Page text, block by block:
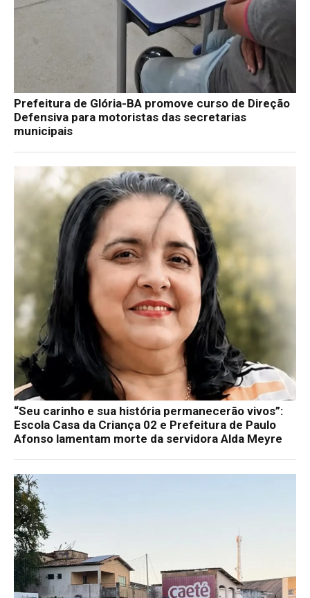
Prefeitura de Glória-BA promove curso de Direção
Defensiva para motoristas das secretarias
municipais
“Seu carinho e sua história permanecerão vivos”:
Escola Casa da Criança 02 e Prefeitura de Paulo
Afonso lamentam morte da servidora Alda Meyre